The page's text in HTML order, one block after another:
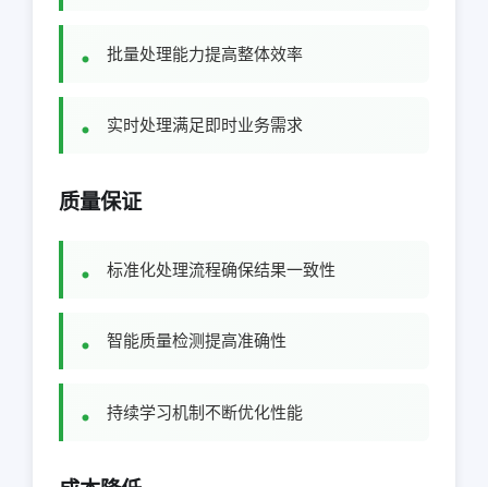
批量处理能力提高整体效率
实时处理满足即时业务需求
质量保证
标准化处理流程确保结果一致性
智能质量检测提高准确性
持续学习机制不断优化性能